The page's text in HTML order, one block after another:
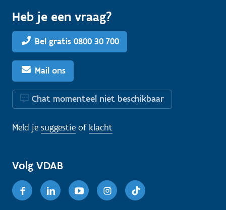
Heb je een vraag?
Bel gratis 0800 30 700
Mail ons
Chat momenteel niet beschikbaar
Meld je suggestie of klacht
Volg VDAB
FacebookLinkedinYoutubeInstagram